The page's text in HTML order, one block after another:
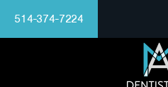
514-374-7224